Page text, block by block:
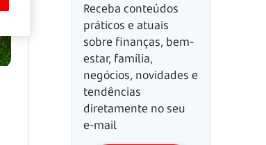
Receba conteúdos
práticos e atuais
sobre finanças, bem-
estar, família,
negócios, novidades e
tendências
diretamente no seu
e-mail